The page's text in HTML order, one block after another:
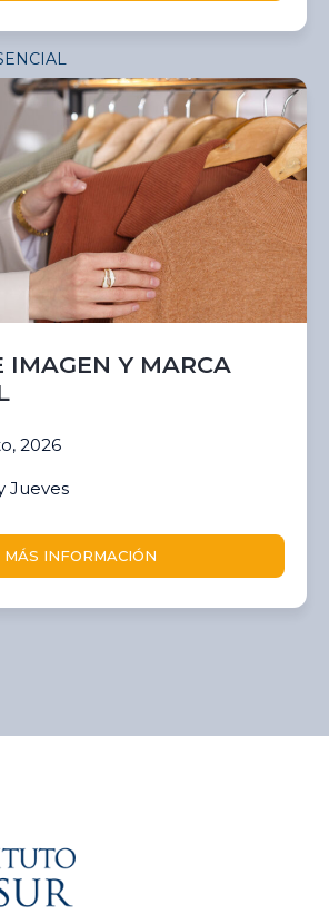
IMAGEN Y MARCA
2026
Jueves
MÁS INFORMACIÓN